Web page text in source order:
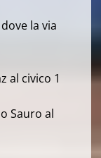
la via
al civico 1
Sauro al